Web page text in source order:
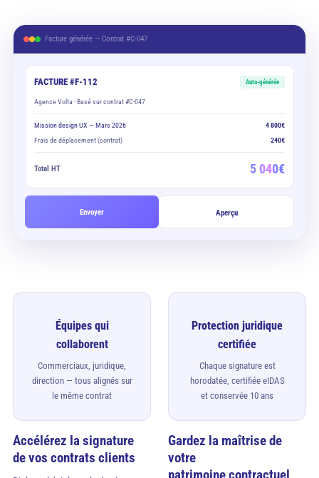
Facture générée — Contrat #C-047
FACTURE #F-112 Auto-générée
Agence Volta · Basé sur contrat #C-047
Mission design UX — Mars 2026
4 800€
Frais de déplacement (contrat)
240€
Total HT 5 040€
Envoyer Aperçu
Équipes qui
collaborent
Commerciaux, juridique,
direction — tous alignés sur
le même contrat
Accélérez la signature
de vos contrats clients
Protection juridique
certifiée
Chaque signature est
horodatée, certifiée eIDAS
et conservée 10 ans
Gardez la maîtrise de
votre